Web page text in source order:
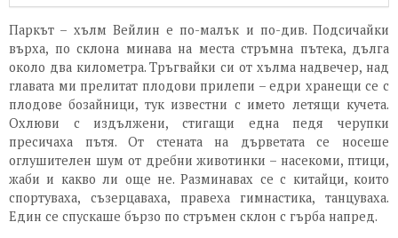
Паркът – хълм Вейлин е по-малък и по-див. Подсичайки
върха, по склона минава на места стръмна пътека, дълга
около два километра. Тръгвайки си от хълма надвечер, над
главата ми прелитат плодови прилепи – едри хранещи се с
плодове бозайници, тук известни с името летящи кучета.
Охлюви с издължени, стигащи една педя черупки
пресичаха пътя. От стената на дърветата се носеше
оглушителен шум от дребни животинки – насекоми, птици,
жаби и какво ли още не. Разминавах се с китайци, които
спортуваха, съзерцаваха, правеха гимнастика, танцуваха.
Един се спускаше бързо по стръмен склон с гърба напред.